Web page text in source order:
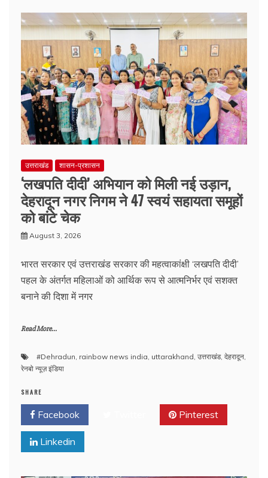
उत्तराखंड शासन-प्रशासन
‘लखपति दीदी’ अभियान को मिली नई उड़ान,
देहरादून नगर निगम ने 47 स्वयं सहायता समूहों
को बांटे चेक
August 3, 2026
भारत सरकार एवं उत्तराखंड सरकार की महत्वाकांक्षी ‘लखपति दीदी’
पहल के अंतर्गत महिलाओं को आर्थिक रूप से आत्मनिर्भर एवं सशक्त
बनाने की दिशा में नगर
Read More...
#Dehradun, rainbow news india, uttarakhand, उत्तराखंड, देहरादून,
रेनबो न्यूज़ इंडिया
SHARE
Facebook Pinterest
Linkedin